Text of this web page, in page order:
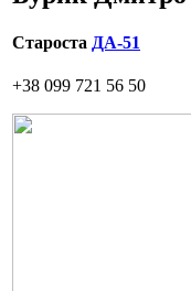
Староста ДА-51
+38 099 721 56 50